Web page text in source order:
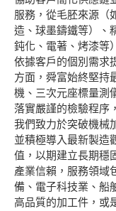
服務，從毛胚來源（
造、球墨鑄鐵等）、
鈍化、電著、烤漆等
依據客戶的個別需求
方面，舜富始終堅持
機、三次元座標量測
落實嚴謹的檢驗程序
我們致力於突破機械
並積極導入最新製造
值，以期建立長期穩
產業信賴，服務領域
備、電子科技業、船
高品質的加工件，或